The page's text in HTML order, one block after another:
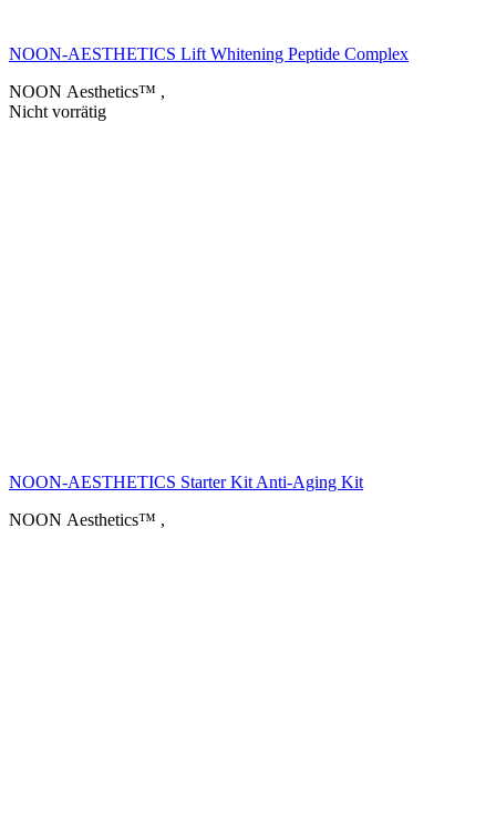
NOON-AESTHETICS Lift Whitening Peptide Complex
NOON Aesthetics™ ,
Nicht vorrätig
NOON-AESTHETICS Starter Kit Anti-Aging Kit
NOON Aesthetics™ ,